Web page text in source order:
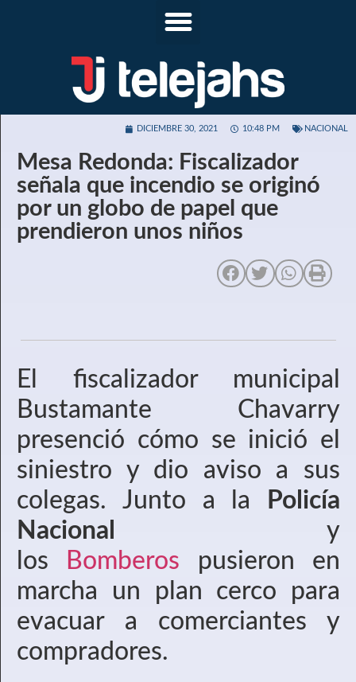
DICIEMBRE 30, 2021 10:48 PM NACIONAL
Mesa Redonda: Fiscalizador
señala que incendio se originó
por un globo de papel que
prendieron unos niños
El fiscalizador municipal
Bustamante Chavarry
presenció cómo se inició el
siniestro y dio aviso a sus
colegas. Junto a la
Policía
Nacional
y
los
Bomberos pusieron en
marcha un plan cerco para
evacuar a comerciantes y
compradores.